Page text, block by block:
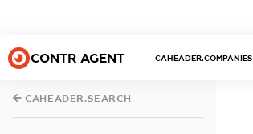
CONTR AGENT CAHEADER.COMPANIES
CAHEADER.SEARCH